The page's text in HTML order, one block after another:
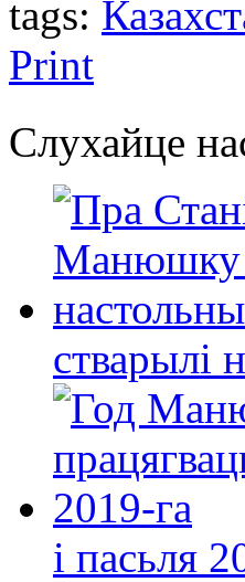
tags:
Print
Слухайце
стварылі
і пасьля